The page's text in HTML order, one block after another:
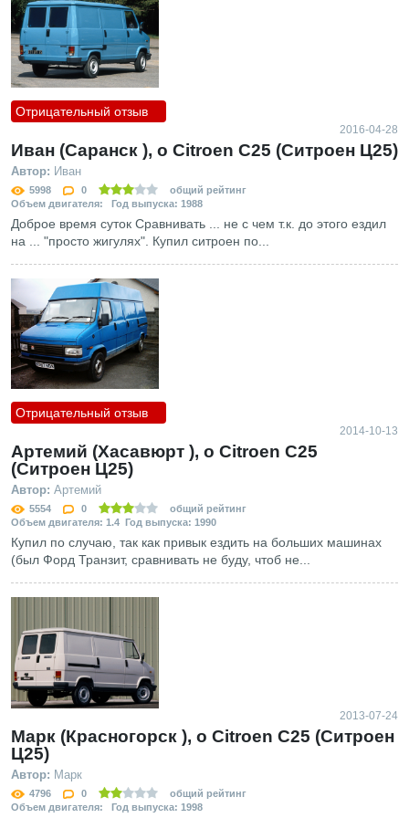
Отрицательный отзыв
2016-04-28
Иван (Саранск ), о Citroen C25 (Ситроен Ц25)
Автор: Иван
5998 0
общий рейтинг
Объем двигателя: Год выпуска: 1988
Доброе время суток Сравнивать ... не с чем т.к. до этого ездил
на ... "просто жигулях". Купил ситроен по...
Отрицательный отзыв
2014-10-13
Артемий (Хасавюрт ), о Citroen C25
(Ситроен Ц25)
Автор: Артемий
5554 0
общий рейтинг
Объем двигателя: 1.4 Год выпуска: 1990
Купил по случаю, так как привык ездить на больших машинах
(был Форд Транзит, сравнивать не буду, чтоб не...
2013-07-24
Марк (Красногорск ), о Citroen C25 (Ситроен
Ц25)
Автор: Марк
4796 0
общий рейтинг
Объем двигателя: Год выпуска: 1998